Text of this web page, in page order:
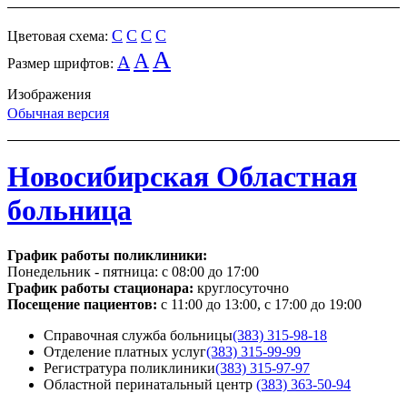
Цветовая схема: C C C C
Размер шрифтов: A A A
Изображения
Обычная версия
Новосибирская Областная
больница
График работы поликлиники:
Понедельник - пятница: с 08:00 до 17:00
График работы стационара: круглосуточно
Посещение пациентов: с 11:00 до 13:00, с 17:00 до 19:00
Справочная служба больницы(383) 315-98-18
Отделение платных услуг(383) 315-99-99
Регистратура поликлиники(383) 315-97-97
Областной перинатальный центр (383) 363-50-94